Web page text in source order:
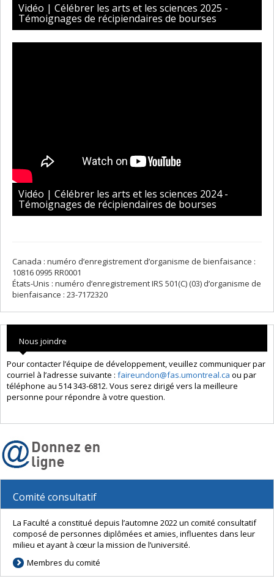
Vidéo | Célébrer les arts et les sciences 2025 -
Témoignages de récipiendaires de bourses
Vidéo | Célébrer les arts et les sciences 2024 -
Témoignages de récipiendaires de bourses
Canada : numéro d’enregistrement d’organisme de bienfaisance :
10816 0995 RR0001
États-Unis : numéro d’enregistrement IRS 501(C) (03) d’organisme de
bienfaisance : 23-7172320
Nous joindre
Pour contacter l’équipe de développement, veuillez communiquer par
courriel à l’adresse suivante : faireundon@fas.umontreal.ca ou par
téléphone au 514 343-6812. Vous serez dirigé vers la meilleure
personne pour répondre à votre question.
Comité consultatif
La Faculté a constitué depuis l’automne 2022 un comité consultatif
composé de personnes diplômées et amies, influentes dans leur
milieu et ayant à cœur la mission de l’université.
Membres du comité